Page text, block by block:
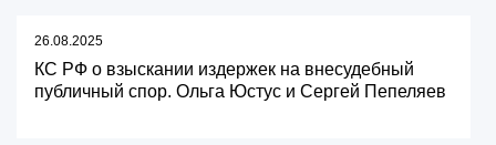
26.08.2025
КС РФ о взыскании издержек на внесудебный
публичный спор. Ольга Юстус и Сергей Пепеляев